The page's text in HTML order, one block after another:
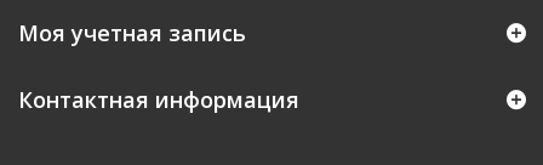
Моя учетная запись
Контактная информация